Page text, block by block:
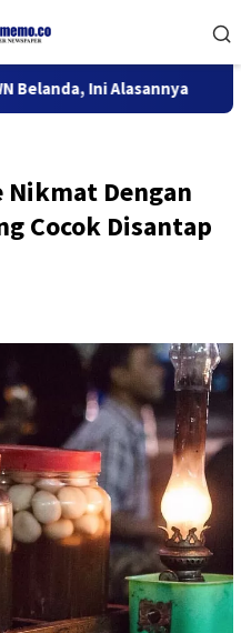
Ini Alasannya 9 Desa
Nikmat Dengan
Cocok Disantap